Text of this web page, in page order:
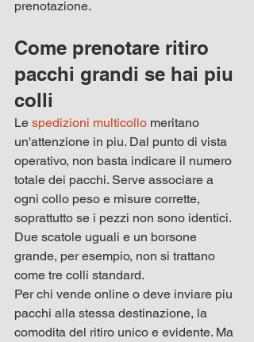
prenotazione.
Come prenotare ritiro
pacchi grandi se hai piu
colli
Le spedizioni multicollo meritano
un'attenzione in piu. Dal punto di vista
operativo, non basta indicare il numero
totale dei pacchi. Serve associare a
ogni collo peso e misure corrette,
soprattutto se i pezzi non sono identici.
Due scatole uguali e un borsone
grande, per esempio, non si trattano
come tre colli standard.
Per chi vende online o deve inviare piu
pacchi alla stessa destinazione, la
comodita del ritiro unico e evidente. Ma